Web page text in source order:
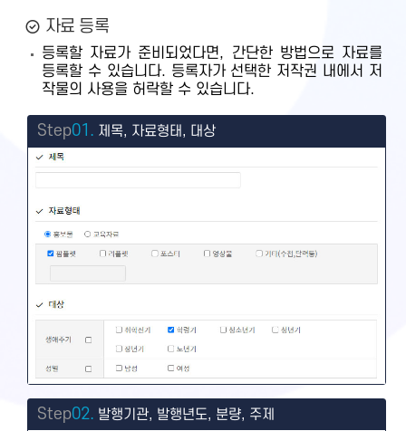
자료 등록
등록할 자료가 준비되었다면, 간단한 방법으로 자료를
등록할 수 있습니다. 등록자가 선택한 저작권 내에서 저
작물의 사용을 허락할 수 있습니다.
Step01. 제목, 자료형태, 대상
Step02. 발행기관, 발행년도, 분량, 주제